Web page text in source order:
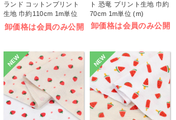
ランド コットンプリント
生地 巾約110cm 1m単位
(m)
卸価格は会員のみ公開
ト 恐竜 プリント生地 巾約
70cm 1m単位 (m)
卸価格は会員のみ公開
NEW NEW